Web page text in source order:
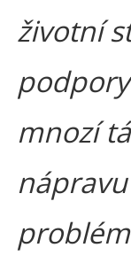
životní
mnozí